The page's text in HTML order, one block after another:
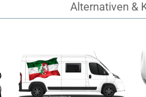
Alternativen &